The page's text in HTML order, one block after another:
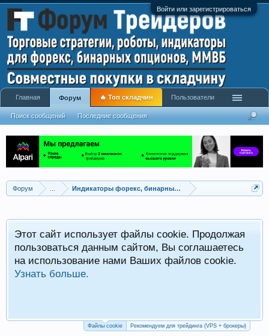
Войти или зарегистрироваться
Форум Индикаторы форекс, бинарных опционов, ММВБ
Этот сайт использует файлы cookie. Продолжая
пользоваться данным сайтом, Вы соглашаетесь
на использование нами Ваших файлов cookie.
Узнать больше.
Файлы cookie Рекомендуем для трейдинга (VPS + брокеры)
Главная Форум
Поиск сообщений Последние сообщения
🔥 Топ складчин Пользователи